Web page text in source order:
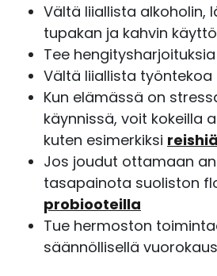
Vältä liiallista alkoholin,
tupakan ja kahvin
Tee
Vältä liiallista työntekoa
Kun elämässä on
käynnissä, voit kokeilla
kuten esimerkiksi reishiä
Jos joudut ottamaan
tasapainota suoliston
probiooteilla
Tue hermoston
säännöllisellä